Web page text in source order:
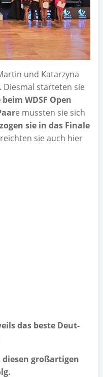
und Katar­zy­na
Dies­mal star­te­ten sie
WDSF Open
e muss­ten sie sich
sie in das Fina­le
sie auch hier
das bes­te Deut­
groß­ar­ti­gen